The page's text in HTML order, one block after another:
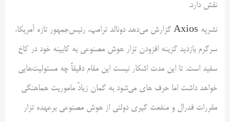
نقش دارد.
نشریه Axios گزارش می‌دهد دونالد ترامپ، رئیس‌جمهور تازه آمریکا،
سرگرم بازدید گزینه افزودن تزار هوش مصنوعی به کابینه خود در کاخ
سفید است. تا این مدت اشکار نیست این مقام دقیقاً چه مسئولیت‌هایی
خواهد داشت اما حرف های می‌شود به گمان زیادً ماموریت هماهنگی
مقررات فدرال و منفعت گیری دولتی از هوش مصنوعی برعهده تزار